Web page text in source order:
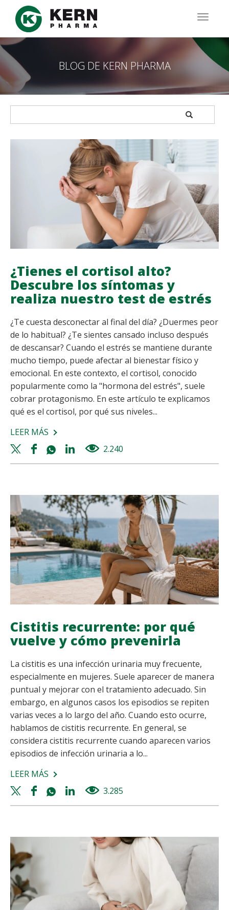
Pasar
contenido
principal
BLOG DE KERN PHARMA
APPLY
¿Tienes el cortisol alto?
Descubre los síntomas y
realiza nuestro test de estrés
¿Te cuesta desconectar al final del día? ¿Duermes peor
de lo habitual? ¿Te sientes cansado incluso después
de descansar? Cuando el estrés se mantiene durante
mucho tiempo, puede afectar al bienestar físico y
emocional. En este contexto, el cortisol, conocido
popularmente como la "hormona del estrés", suele
cobrar protagonismo. En este artículo te explicamos
qué es el cortisol, por qué sus niveles...
LEER MÁS SOBRE
¿TIENES
EL
DESCUBRE
LOS
SÍNTOMAS
Y
REALIZA
NUESTRO
TEST
DE
ESTRÉS
Twitter
share
Facebook
share
Whatsapp
share
Linkedin
share
2.240
Cistitis recurrente: por qué
vuelve y cómo prevenirla
La cistitis es una infección urinaria muy frecuente,
especialmente en mujeres. Suele aparecer de manera
puntual y mejorar con el tratamiento adecuado. Sin
embargo, en algunos casos los episodios se repiten
varias veces a lo largo del año. Cuando esto ocurre,
hablamos de cistitis recurrente. En general, se
considera cistitis recurrente cuando aparecen varios
episodios de infección urinaria a lo...
LEER MÁS SOBRE
CISTITIS
RECURRENTE:
VUELVE
PREVENIRLA
Twitter
share
Facebook
share
Whatsapp
share
Linkedin
share
3.285